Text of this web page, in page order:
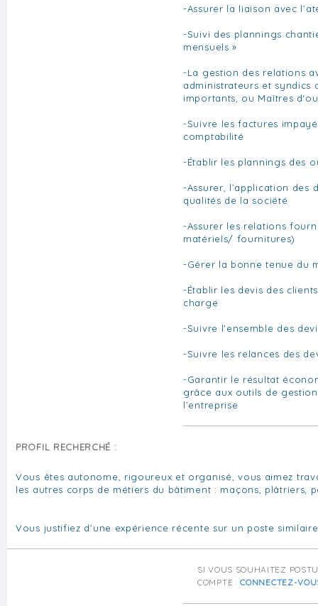
-Assurer la liaison avec
-Suivi des plannings
mensuels »
-La gestion des relations
administrateurs et syndics
importants, ou Maîtres
-Suivre les factures
comptabilité
-Établir les plannings des
-Assurer, l’application des
qualités de la société
-Assurer les relations
matériels/ fournitures)
-Gérer la bonne tenue du
-Établir les devis des
charge
-Suivre l’ensemble des
-Suivre les relances des
-Garantir le résultat
grâce aux outils de
l’entreprise
PROFIL RECHERCHÉ :
Vous êtes autonome, rigoureux et organisé, vous aimez
les autres corps de métiers du bâtiment : maçons, plâtriers,
Vous justifiez d’une expérience récente sur un poste
SI VOUS SOUHAITEZ
COMPTE :CONNECTEZ-